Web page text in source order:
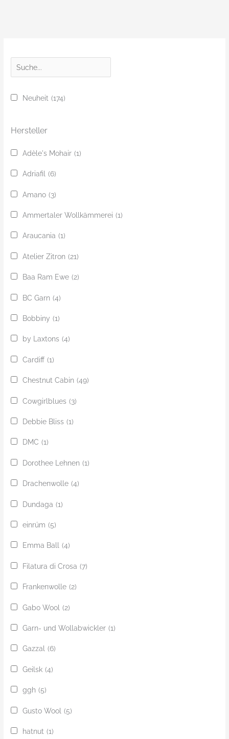
u
Neuheit (174)
Hersteller
Adèle's Mohair (1)
Adriafil (6)
Amano (3)
Ammertaler Wollkämmerei (1)
Araucania (1)
Atelier Zitron (21)
Baa Ram Ewe (2)
BC Garn (4)
Bobbiny (1)
by Laxtons (4)
Cardiff (1)
Chestnut Cabin (49)
Cowgirlblues (3)
Debbie Bliss (1)
DMC (1)
Dorothee Lehnen (1)
Drachenwolle (4)
Dundaga (1)
einrúm (5)
Emma Ball (4)
Filatura di Crosa (7)
Frankenwolle (2)
Gabo Wool (2)
Garn- und Wollabwickler (1)
Gazzal (6)
Geilsk (4)
ggh (5)
Gusto Wool (5)
hatnut (1)